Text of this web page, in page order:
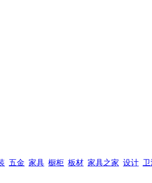
五金 家具 橱柜 板材 家具之家 设计 卫